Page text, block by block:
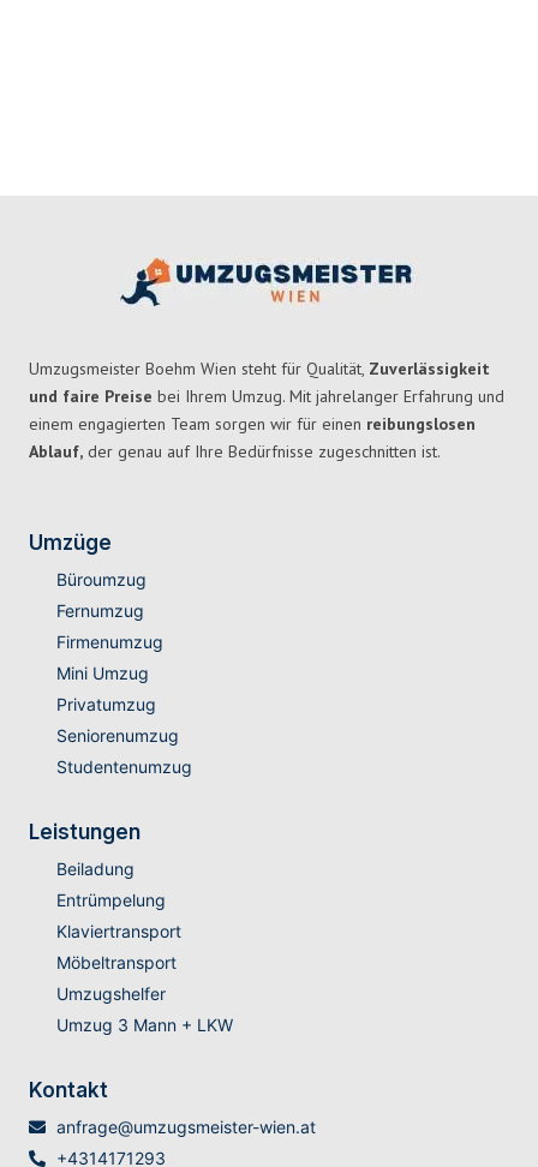
Umzugsmeister Boehm Wien steht für Qualität, Zuverlässigkeit
und faire Preise bei Ihrem Umzug. Mit jahrelanger Erfahrung und
einem engagierten Team sorgen wir für einen reibungslosen
Ablauf, der genau auf Ihre Bedürfnisse zugeschnitten ist.
Umzüge
Büroumzug
Fernumzug
Firmenumzug
Mini Umzug
Privatumzug
Seniorenumzug
Studentenumzug
Leistungen
Beiladung
Entrümpelung
Klaviertransport
Möbeltransport
Umzugshelfer
Umzug 3 Mann + LKW
Kontakt
anfrage@umzugsmeister-wien.at
+4314171293